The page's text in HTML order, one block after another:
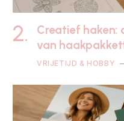
Creatief haken:
van
VRIJETIJD & HOBBY